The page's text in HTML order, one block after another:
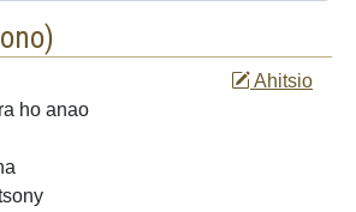
)
Ahitsio
ho anao